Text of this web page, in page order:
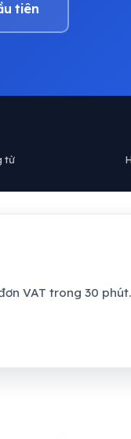
tiên
từ
VAT trong 30 phút.